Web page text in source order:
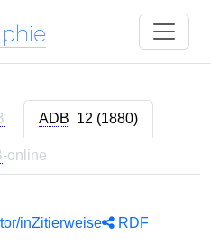
ADB 12 (1880)
-online
inZitierweise
RDF